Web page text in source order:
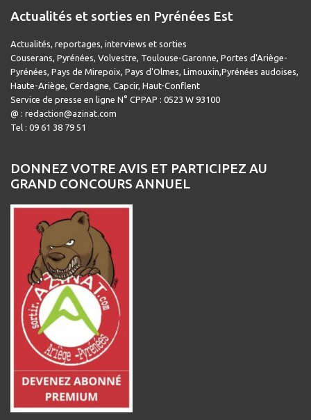
Actualités et sorties en Pyrénées Est
Actualités, reportages, interviews et sorties
Couserans, Pyrénées, Volvestre, Toulouse-Garonne, Portes d'Ariège-
Pyrénées, Pays de Mirepoix, Pays d'Olmes, Limouxin,Pyrénées audoises,
Haute-Ariège, Cerdagne, Capcir, Haut-Conflent
Service de presse en ligne N° CPPAP : 0523 W 93100
@ : redaction@azinat.com
Tel : 09 61 38 79 51
DONNEZ VOTRE AVIS ET PARTICIPEZ AU
GRAND CONCOURS ANNUEL